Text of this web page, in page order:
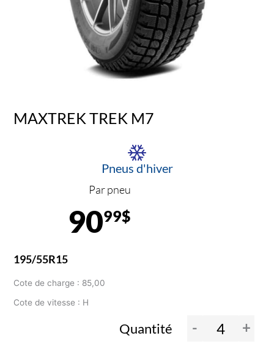
MAXTREK TREK M7
Pneus d'hiver
Par pneu
9099$
195/55R15
Cote de charge : 85,00
Cote de vitesse : H
Quantité - +